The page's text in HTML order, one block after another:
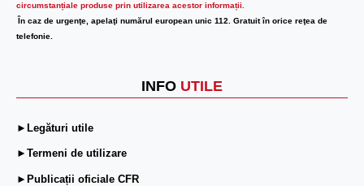
circumstanțiale produse prin utilizarea acestor informații.
În caz de urgenţe, apelaţi numărul european unic 112. Gratuit în orice reţea de
telefonie.
INFO UTILE
►Legături utile
►Termeni de utilizare
►Publicații oficiale CFR